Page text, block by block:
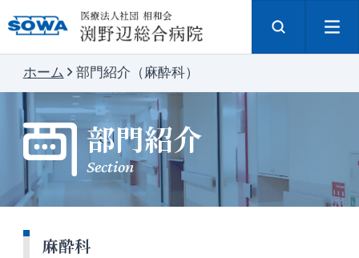
ホーム 部門紹介（麻酔科）
部門紹介
Section
麻酔科